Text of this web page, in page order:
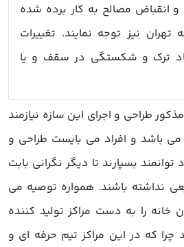
و انقباض مصالح به کار برده شده
تهران نیز توجه نمایند. تغییرات
ترک و شکستگی در سقف و یا
طراحی و اجرای این سازه نیازمند
می باشد و افراد می بایست طراحی و
بسپارند تا دیگر نگرانی بابت
نداشته باشند. همواره توصیه می
را به دست مراکز تولید کننده
چرا که در این مراکز تیم حرفه ای و